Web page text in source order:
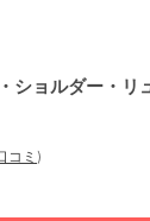
ショルダー・リ
コミ )